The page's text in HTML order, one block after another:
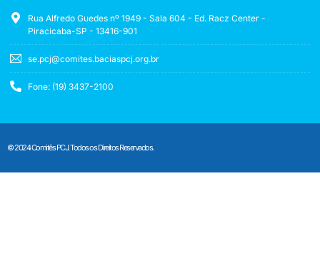
Rua Alfredo Guedes nº 1949 - Sala 604 - Ed. Racz Center -
Piracicaba-SP - 13416-901
se.pcj@comites.baciaspcj.org.br
Fone: (19) 3437-2100
© 2024 Comitês PCJ. Todos os Direitos Reservados.